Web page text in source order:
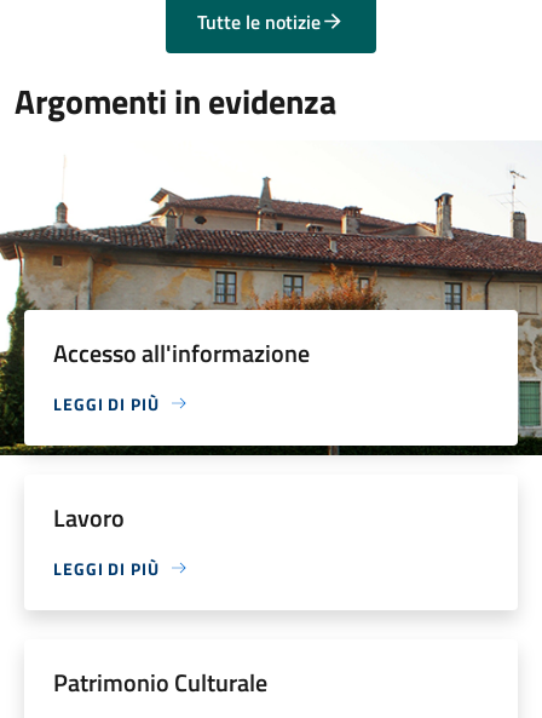
Tutte le notizie
Argomenti in evidenza
Accesso all'informazione
LEGGI DI PIÙ
Lavoro
LEGGI DI PIÙ
Patrimonio Culturale